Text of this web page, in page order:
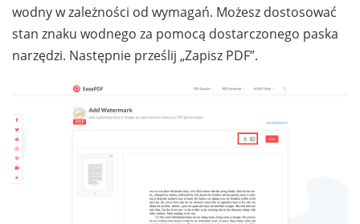
wodny w zależności od wymagań. Możesz dostosować
stan znaku wodnego za pomocą dostarczonego paska
narzędzi. Następnie prześlij „Zapisz PDF”.